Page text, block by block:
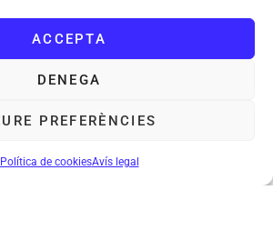
ACCEPTA
DENEGA
PREFERÈNCIES
Política de cookiesAvís legal
laPolítica de Privacitat
Plaça de la Vila, 1. 08391 Tiana. Tel. 933 955
Mapa webAccessibilitat